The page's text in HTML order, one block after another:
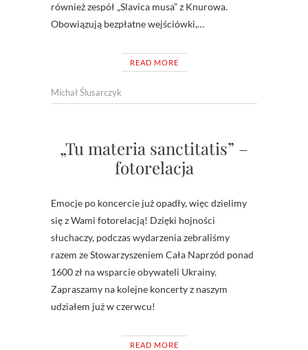
również zespół „Slavica musa” z Knurowa.
Obowiązują bezpłatne wejściówki,…
READ MORE
Michał Ślusarczyk
„Tu materia sanctitatis” –
fotorelacja
Emocje po koncercie już opadły, więc dzielimy
się z Wami fotorelacją! Dzięki hojności
słuchaczy, podczas wydarzenia zebraliśmy
razem ze Stowarzyszeniem Cała Naprzód ponad
1600 zł na wsparcie obywateli Ukrainy.
Zapraszamy na kolejne koncerty z naszym
udziałem już w czerwcu!
READ MORE